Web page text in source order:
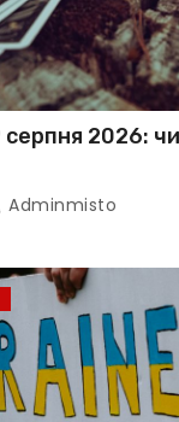
серпня 2026:
Adminmisto